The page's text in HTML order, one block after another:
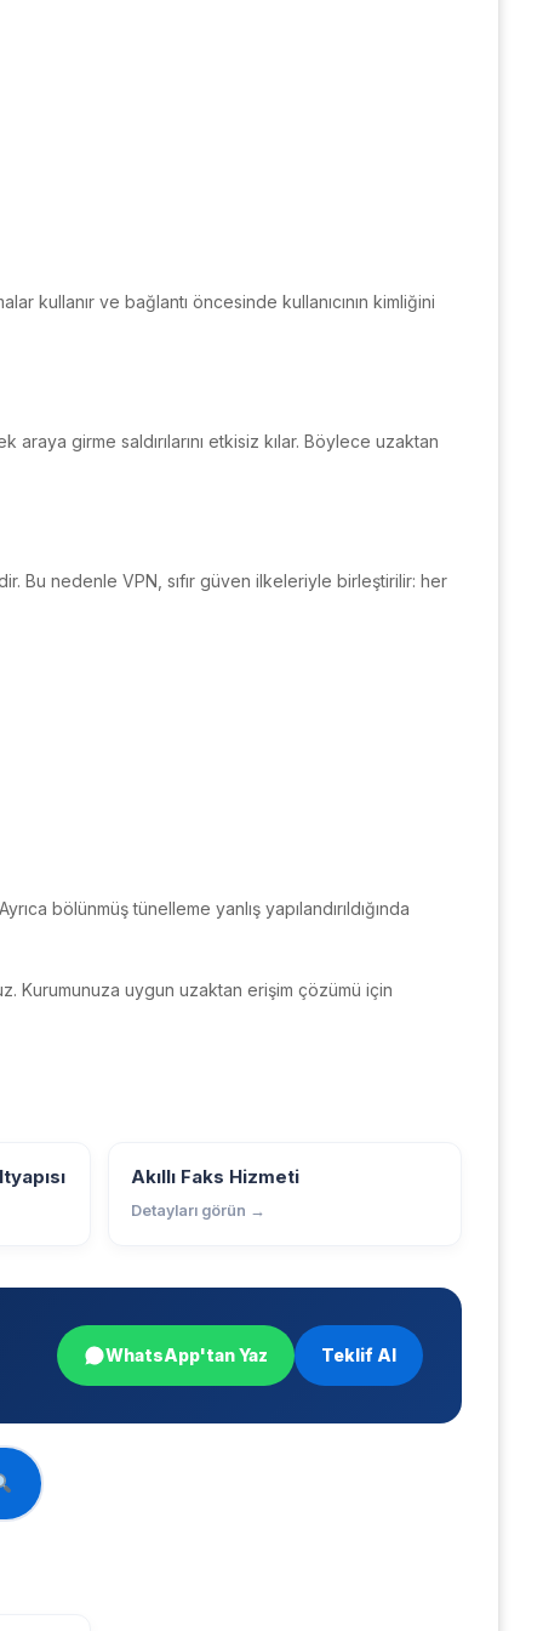
kullanır ve bağlantı öncesinde kullanıcının kimliğini
girme saldırılarını etkisiz kılar. Böylece uzaktan
Bu nedenle VPN, sıfır güven ilkeleriyle birleştirilir: her
bölünmüş tünelleme yanlış yapılandırıldığında
Kurumunuza uygun uzaktan erişim çözümü için
Akıllı Faks Hizmeti
Detayları görün →
WhatsApp'tan Yaz Teklif Al